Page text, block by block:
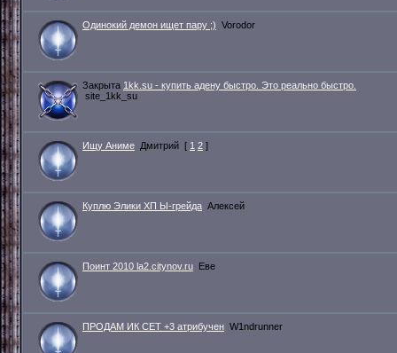
Одинокий демон ищет пару ;) Vorodor
Закрыта 1kk.su - купить адену быстро. Это реально быстро.
site_1kk_su
Ищу Аниме Дмитрий [ 1 2 ]
Куплю Элики ХП Ы-грейда Алексей
Поинт 2010 la2.citynov.ru Еве
ПРОДАМ ИК СЕТ +3 атрибучен W1ndrunner